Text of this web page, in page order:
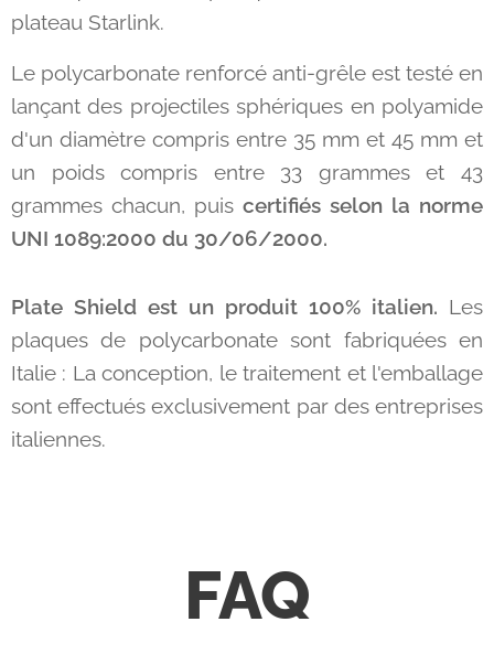
plateau Starlink.
Le polycarbonate renforcé anti-grêle est testé en
lançant des projectiles sphériques en polyamide
d'un diamètre compris entre 35 mm et 45 mm et
un poids compris entre 33 grammes et 43
grammes chacun, puis certifiés selon la norme
UNI 1089:2000 du 30/06/2000.
Plate Shield est un produit 100% italien. Les
plaques de polycarbonate sont fabriquées en
Italie : La conception, le traitement et l'emballage
sont effectués exclusivement par des entreprises
italiennes.
FAQ